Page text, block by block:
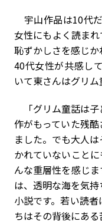
宇山作品は10代
女性にもよく読ま
恥ずかしさを感じ
40代女性が共感し
いて東さんはグリム
「グリム童話は子
作がもっていた残
ました。でも大人
かれていないこと
んな重層性を感じま
は、透明な海を気
小説です。若い読
ちはその背後にあ